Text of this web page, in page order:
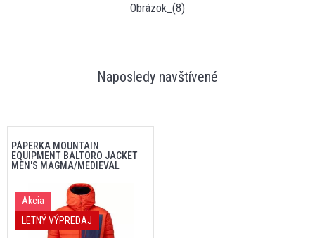
Obrázok_(8)
Naposledy navštívené
PÁPERKA MOUNTAIN
EQUIPMENT BALTORO JACKET
MEN'S MAGMA/MEDIEVAL
Akcia
LETNÝ VÝPREDAJ